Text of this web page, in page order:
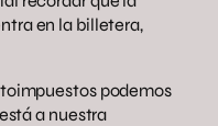
en la billetera,
podemos
a nuestra